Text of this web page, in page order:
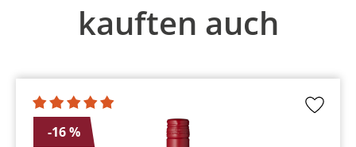
kauften auch
-16 %